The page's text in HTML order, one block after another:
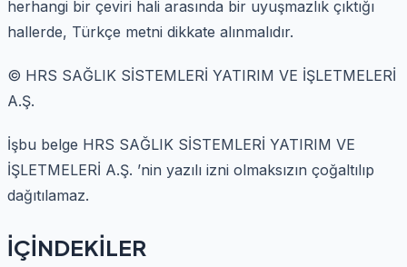
herhangi bir çeviri hali arasında bir uyuşmazlık çıktığı
hallerde, Türkçe metni dikkate alınmalıdır.
© HRS SAĞLIK SİSTEMLERİ YATIRIM VE İŞLETMELERİ
A.Ş.
İşbu belge HRS SAĞLIK SİSTEMLERİ YATIRIM VE
İŞLETMELERİ A.Ş. ’nin yazılı izni olmaksızın çoğaltılıp
dağıtılamaz.
İÇİNDEKİLER